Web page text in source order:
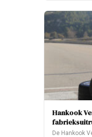
Hankook
De Hankook